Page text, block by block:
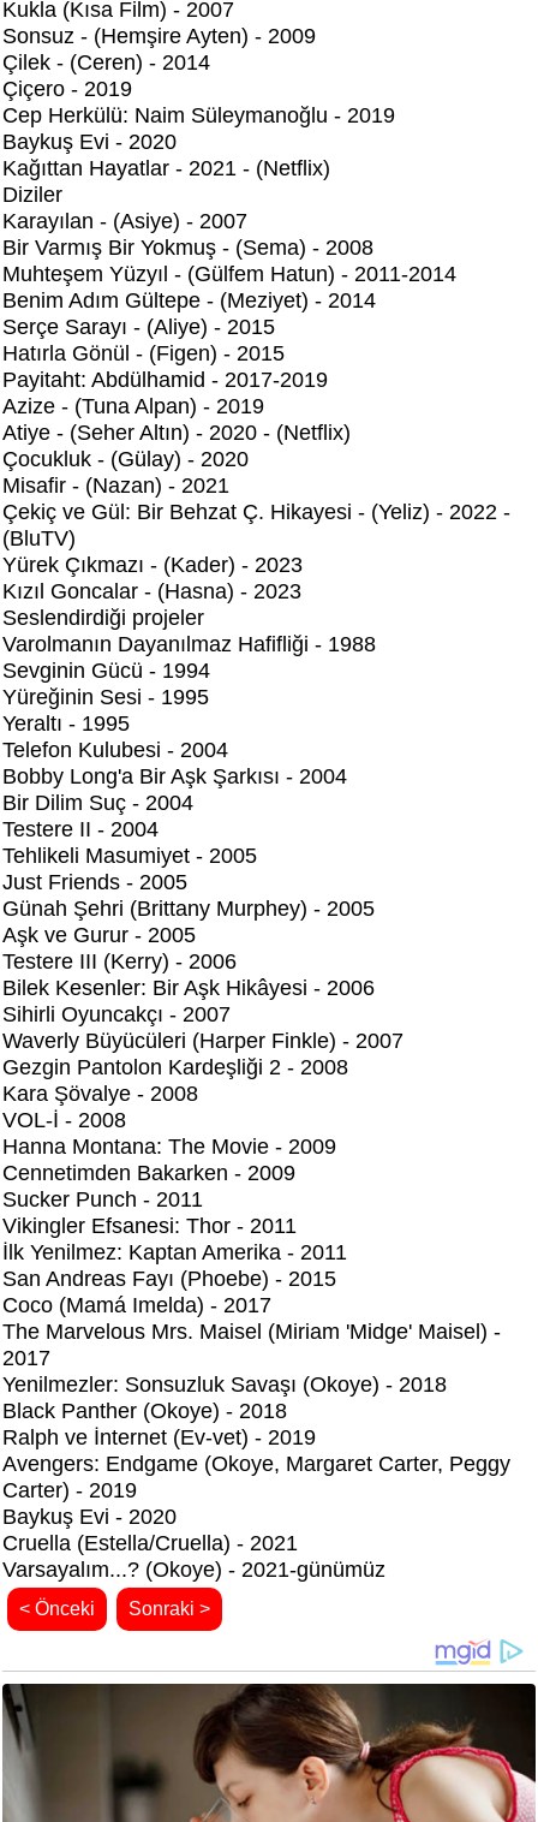
Kukla (Kısa Film) - 2007
Sonsuz - (Hemşire Ayten) - 2009
Çilek - (Ceren) - 2014
Çiçero - 2019
Cep Herkülü: Naim Süleymanoğlu - 2019
Baykuş Evi - 2020
Kağıttan Hayatlar - 2021 - (Netflix)
Diziler
Karayılan - (Asiye) - 2007
Bir Varmış Bir Yokmuş - (Sema) - 2008
Muhteşem Yüzyıl - (Gülfem Hatun) - 2011-2014
Benim Adım Gültepe - (Meziyet) - 2014
Serçe Sarayı - (Aliye) - 2015
Hatırla Gönül - (Figen) - 2015
Payitaht: Abdülhamid - 2017-2019
Azize - (Tuna Alpan) - 2019
Atiye - (Seher Altın) - 2020 - (Netflix)
Çocukluk - (Gülay) - 2020
Misafir - (Nazan) - 2021
Çekiç ve Gül: Bir Behzat Ç. Hikayesi - (Yeliz) - 2022 -
(BluTV)
Yürek Çıkmazı - (Kader) - 2023
Kızıl Goncalar - (Hasna) - 2023
Seslendirdiği projeler
Varolmanın Dayanılmaz Hafifliği - 1988
Sevginin Gücü - 1994
Yüreğinin Sesi - 1995
Yeraltı - 1995
Telefon Kulubesi - 2004
Bobby Long'a Bir Aşk Şarkısı - 2004
Bir Dilim Suç - 2004
Testere II - 2004
Tehlikeli Masumiyet - 2005
Just Friends - 2005
Günah Şehri (Brittany Murphey) - 2005
Aşk ve Gurur - 2005
Testere III (Kerry) - 2006
Bilek Kesenler: Bir Aşk Hikâyesi - 2006
Sihirli Oyuncakçı - 2007
Waverly Büyücüleri (Harper Finkle) - 2007
Gezgin Pantolon Kardeşliği 2 - 2008
Kara Şövalye - 2008
VOL-İ - 2008
Hanna Montana: The Movie - 2009
Cennetimden Bakarken - 2009
Sucker Punch - 2011
Vikingler Efsanesi: Thor - 2011
İlk Yenilmez: Kaptan Amerika - 2011
San Andreas Fayı (Phoebe) - 2015
Coco (Mamá Imelda) - 2017
The Marvelous Mrs. Maisel (Miriam 'Midge' Maisel) -
2017
Yenilmezler: Sonsuzluk Savaşı (Okoye) - 2018
Black Panther (Okoye) - 2018
Ralph ve İnternet (Ev-vet) - 2019
Avengers: Endgame (Okoye, Margaret Carter, Peggy
Carter) - 2019
Baykuş Evi - 2020
Cruella (Estella/Cruella) - 2021
Varsayalım...? (Okoye) - 2021-günümüz
< Önceki Sonraki >